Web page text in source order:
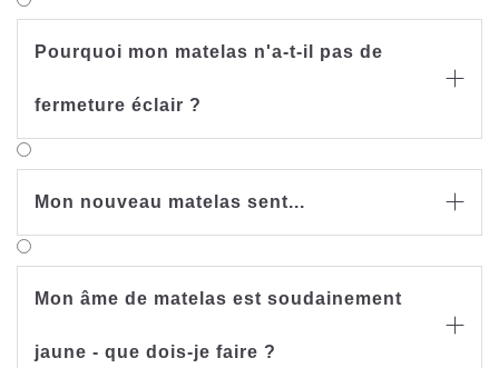
Pourquoi mon matelas n'a-t-il pas de
fermeture éclair ?

Mon nouveau matelas sent... 
Mon âme de matelas est soudainement
jaune - que dois-je faire ?
